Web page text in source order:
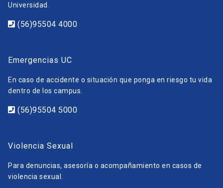
Universidad.
(56)95504 4000
Emergencias UC
En caso de accidente o situación que ponga en riesgo tu vida
dentro de los campus.
(56)95504 5000
Violencia Sexual
Para denuncias, asesoría o acompañamiento en casos de
violencia sexual.